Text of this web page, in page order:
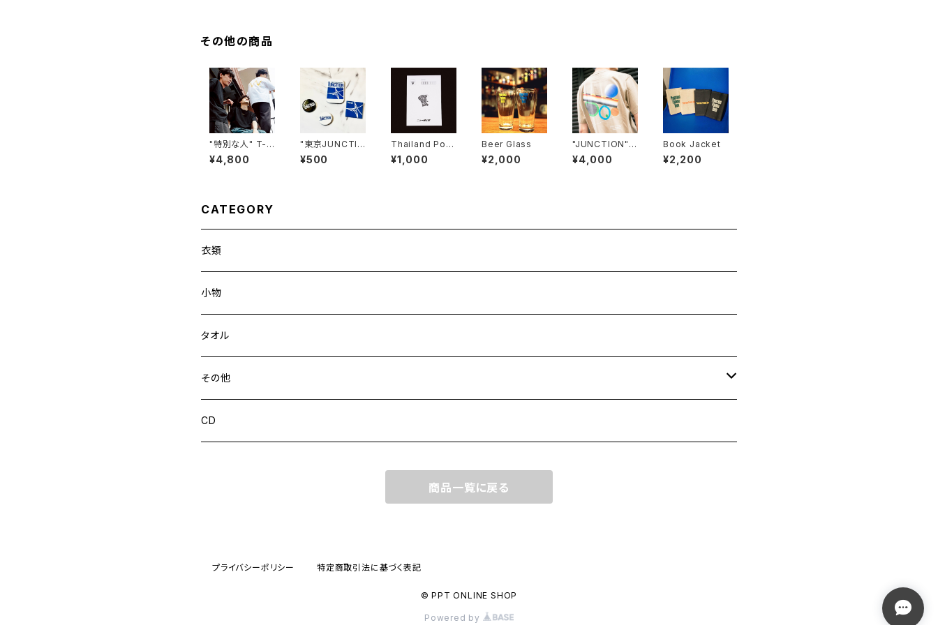
その他の商品
"特別な人" T-S
hirt
¥4,800
"東京JUNCTIO
N" Badge Coll
ection (Rando
¥500
Thailand Post
card Set
¥1,000
Beer Glass
¥2,000
"JUNCTION" T
-Shirt
¥4,000
Book Jacket
¥2,200
CATEGORY
衣類
小物
タオル
その他
CD
CD
商品一覧に戻る
プライバシーポリシー 特定商取引法に基づく表記
© PPT ONLINE SHOP
Powered by